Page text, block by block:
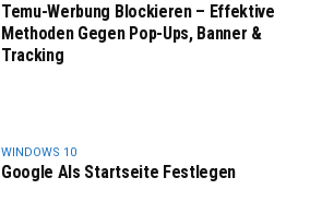
Temu-Werbung Blockieren – Effektive
Methoden Gegen Pop-Ups, Banner &
Tracking
WINDOWS 10
Google Als Startseite Festlegen